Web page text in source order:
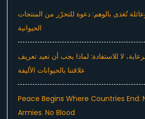
تُغذى بالوهم: دعوة للتحرّر من المنتجات
الحيوانية
لا للاستفادة: لماذا يجب أن نعيد تعريف
علاقتنا بالحيوانات الأليفة
Peace Begins Where Countries End:
Armies. No Blood